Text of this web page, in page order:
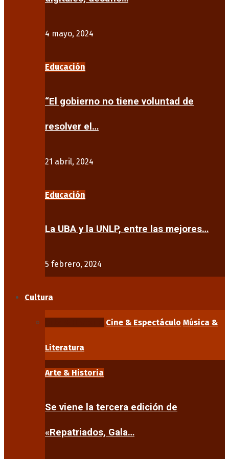
4 mayo, 2024
Educación
“El gobierno no tiene voluntad de
resolver el…
21 abril, 2024
Educación
La UBA y la UNLP, entre las mejores…
5 febrero, 2024
Cultura
Cine & Espectáculo Música &
Literatura
Arte & Historia
Se viene la tercera edición de
«Repatriados, Gala…